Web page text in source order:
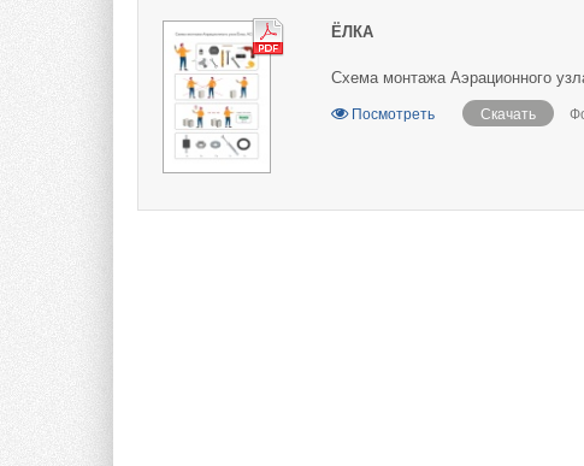
ЁЛКА
Схема монтажа Аэрационного
Посмотреть Скачать